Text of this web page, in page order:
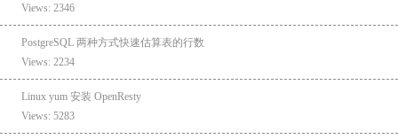
Views: 2346
PostgreSQL 两种方式快速估算表的行数
Views: 2234
Linux yum 安装 OpenResty
Views: 5283